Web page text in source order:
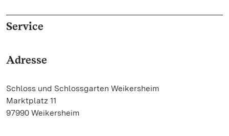
Service
Adresse
Schloss und Schlossgarten Weikersheim
Marktplatz 11
97990 Weikersheim